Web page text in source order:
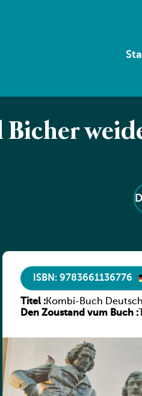
Bicher
ISBN: 9783661136776
Titel :Kombi-Buch
(Neue Ausgabe
Den Zoustand vum Buch :